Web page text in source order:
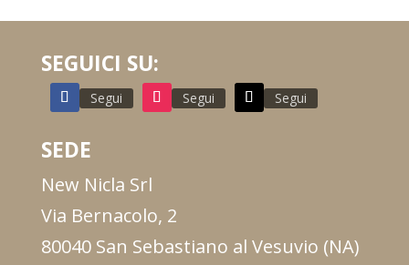
SEGUICI SU:
Segui Segui Segui
SEDE
New Nicla Srl
Via Bernacolo, 2
80040 San Sebastiano al Vesuvio (NA)